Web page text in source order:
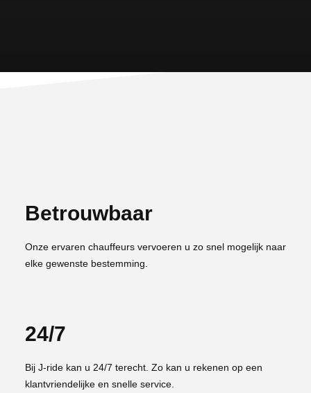
Betrouwbaar
Onze ervaren chauffeurs vervoeren u zo snel mogelijk naar
elke gewenste bestemming.
24/7
Bij J-ride kan u 24/7 terecht. Zo kan u rekenen op een
klantvriendelijke en snelle service.